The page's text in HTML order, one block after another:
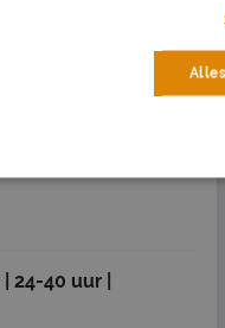
| Bouw mee
| Ervaring in
40 uur |